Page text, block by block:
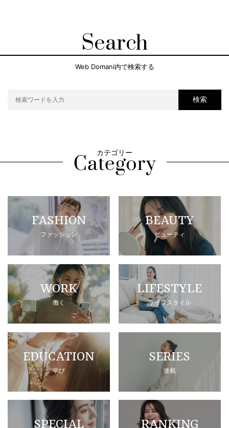
Search
Web Domani内で検索する
検索
カテゴリー
FASHION
ファッション
BEAUTY
ビューティ
WORK
働く
LIFESTYLE
ライフスタイル
EDUCATION
学び
SERIES
連載
SPECIAL RANKING